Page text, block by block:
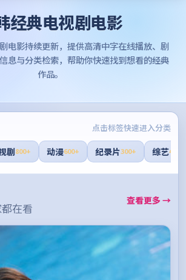
经典电视剧电影
电影持续更新，提供高清中字在线播放、剧
息与分类检索，帮助你快速找到想看的经典
作品。
点击标签快速进入分类
剧800+ 动漫600+ 纪录片300+ 综艺400+
在看
查看更多 →